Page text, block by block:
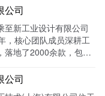
网上线一年多，全网曝
次。
公司
至新工业设计有限公司
，核心团队成员深耕工
落地了2000余款，包括
选择LTD枢纽云搭建升
官网，提高品牌形象和
公司